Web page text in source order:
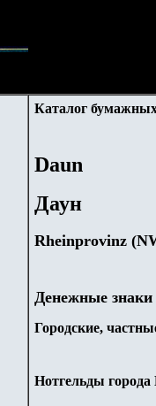
Каталог
Daun
Даун
Rheinprovinz
Денежные знаки
Городские,
Нотгельды города